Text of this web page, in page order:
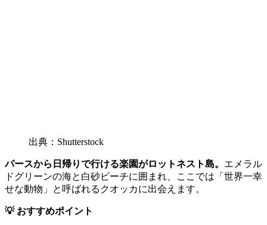
出典：Shutterstock
パースから日帰りで行ける楽園がロットネスト島。 エメラル
ドグリーンの海と白砂ビーチに囲まれ、ここでは「世界一幸
せな動物」と呼ばれるクオッカに出会えます。
💡 おすすめポイント